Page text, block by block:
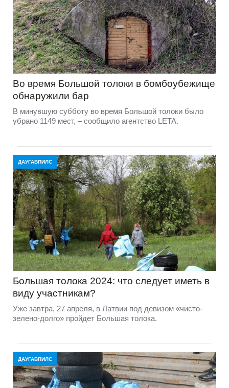
Во время Большой толоки в бомбоубежище
обнаружили бар
В минувшую субботу во время Большой толоки было
убрано 1149 мест, – сообщило агентство LETA.
ДАУГАВПИЛС
Большая толока 2024: что следует иметь в
виду участникам?
Уже завтра, 27 апреля, в Латвии под девизом «чисто-
зелено-долго» пройдет Большая толока.
ДАУГАВПИЛС